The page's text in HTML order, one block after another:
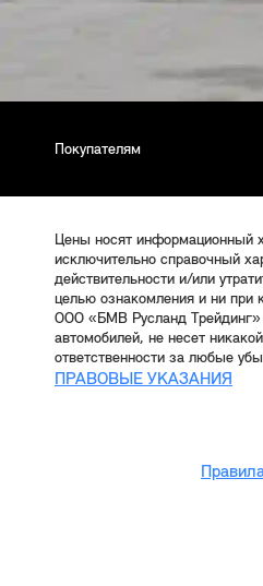
Покупателям
Цены носят информационный
исключительно справочный
действительности и/или
целью ознакомления и ни при
ООО «БМВ Русланд Трейдинг»
автомобилей, не несет
ответственности за любые
ПРАВОВЫЕ УКАЗАНИЯ